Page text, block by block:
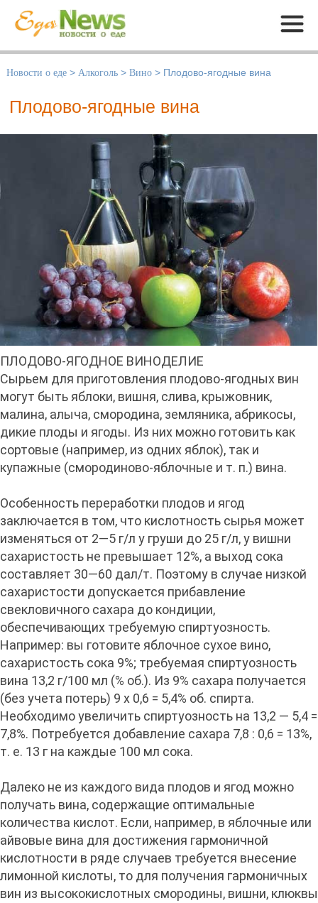
Меню
Новости о еде > Алкоголь > Вино > Плодово-ягодные вина
Плодово-ягодные вина
ПЛОДОВО-ЯГОДНОЕ ВИНОДЕЛИЕ
Сырьем для приготовления плодово-ягодных вин
могут быть яблоки, вишня, слива, крыжовник,
малина, алыча, смородина, земляника, абрикосы,
дикие плоды и ягоды. Из них можно готовить как
сортовые (например, из одних яблок), так и
купажные (смородиново-яблочные и т. п.) вина.
Особенность переработки плодов и ягод
заключается в том, что кислотность сырья может
изменяться от 2—5 г/л у груши до 25 г/л, у вишни
сахаристость не превышает 12%, а выход сока
составляет 30—60 дал/т. Поэтому в случае низкой
сахаристости допускается прибавление
свекловичного сахара до кондиции,
обеспечивающих требуемую спиртуозность.
Например: вы готовите яблочное сухое вино,
сахаристость сока 9%; требуемая спиртуозность
вина 13,2 г/100 мл (% об.). Из 9% сахара получается
(без учета потерь) 9 х 0,6 = 5,4% об. спирта.
Необходимо увеличить спиртуозность на 13,2 — 5,4 =
7,8%. Потребуется добавление сахара 7,8 : 0,6 = 13%,
т. е. 13 г на каждые 100 мл сока.
Далеко не из каждого вида плодов и ягод можно
получать вина, содержащие оптимальные
количества кислот. Если, например, в яблочные или
айвовые вина для достижения гармоничной
кислотности в ряде случаев требуется внесение
лимонной кислоты, то для получения гармоничных
вин из высококислотных смородины, вишни, клюквы